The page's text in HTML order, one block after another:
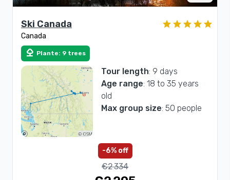
Ski Canada
Canada
nature Plante: 9 trees
Tour length: 9 days
Age range: 18 to 35 years
old
Max group size: 50 people
-6% off
€2 334